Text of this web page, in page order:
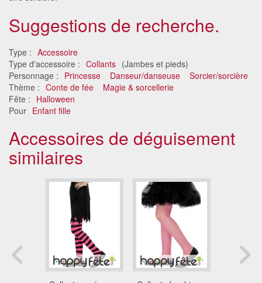
Suggestions de recherche.
Type : Accessoire
Type d'accessoire : Collants (Jambes et pieds)
Personnage : Princesse Danseur/danseuse
Sorcier/sorcière
Thème : Conte de fée
Magie & sorcellerie
Fête : Halloween
Pour Enfant fille
Accessoires de déguisement
similaires